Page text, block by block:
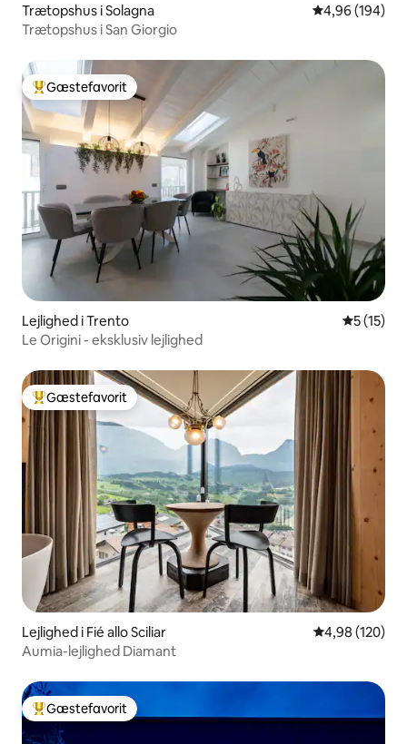
Trætopshus i Solagna 4,96 ud af 5 i
4,96 (194)
Trætopshus i San Giorgio
Bedste gæstefavorit
Gæstefavorit
Lejlighed i Trento 5 ud af 5
5 (15)
Le Origini - eksklusiv lejlighed
Bedste gæstefavorit
Gæstefavorit
Lejlighed i Fié allo Sciliar 4,98 ud af 5 i
4,98 (120)
Aumia-lejlighed Diamant
Bedste gæstefavorit
Gæstefavorit